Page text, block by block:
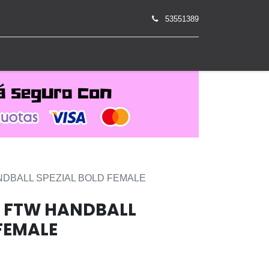
53551389
SPEZIAL BOLD FEMALE
HANDBALL